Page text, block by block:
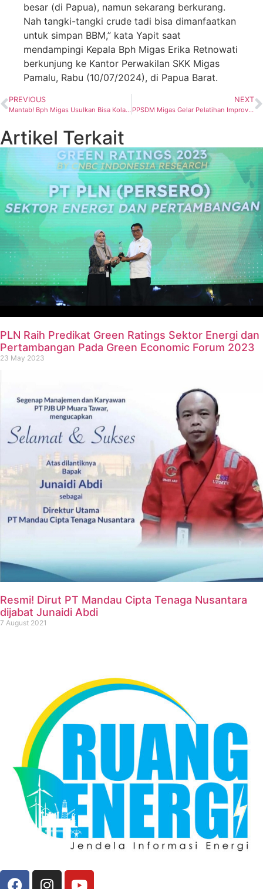
besar (di Papua), namun sekarang berkurang.
Nah tangki-tangki crude tadi bisa dimanfaatkan
untuk simpan BBM,” kata Yapit saat
mendampingi Kepala Bph Migas Erika Retnowati
berkunjung ke Kantor Perwakilan SKK Migas
Pamalu, Rabu (10/07/2024), di Papua Barat.
PREVIOUS
Mantab! Bph Migas Usulkan Bisa Kolaborasi dengan SKK Migas untuk Manfaatkan Tangki Crude Idle
NEXT
PPSDM Migas Gelar Pelatihan Improvement of Effective Energy Management ISO 50001
Artikel Terkait
PLN Raih Predikat Green Ratings Sektor Energi dan
Pertambangan Pada Green Economic Forum 2023
23 May 2023
Resmi! Dirut PT Mandau Cipta Tenaga Nusantara
dijabat Junaidi Abdi
7 August 2021